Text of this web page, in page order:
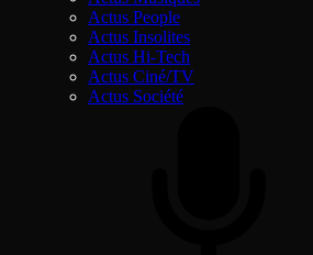
Actus People
Actus Insolites
Actus Hi-Tech
Actus Ciné/TV
Actus Société